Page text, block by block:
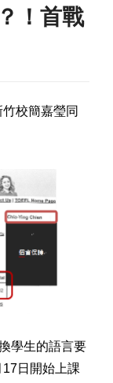
！首戰
竹校簡嘉瑩同
學生的語言要
日開始上課